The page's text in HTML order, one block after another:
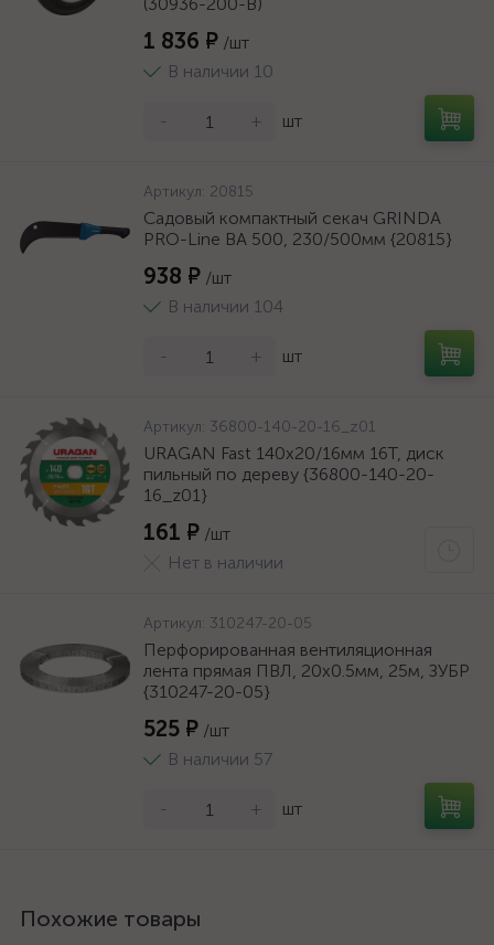
1 836 ₽ /шт
В наличии 10
- + шт
Артикул: 20815
Садовый компактный секач GRINDA
PRO-Line BA 500, 230/500мм {20815}
938 ₽ /шт
В наличии 104
- + шт
Артикул: 36800-140-20-16_z01
URAGAN Fast 140x20/16мм 16Т, диск
пильный по дереву {36800-140-20-
16_z01}
161 ₽ /шт
Нет в наличии
Артикул: 310247-20-05
Перфорированная вентиляционная
лента прямая ПВЛ, 20х0.5мм, 25м, ЗУБР
{310247-20-05}
525 ₽ /шт
В наличии 57
- + шт
Похожие товары